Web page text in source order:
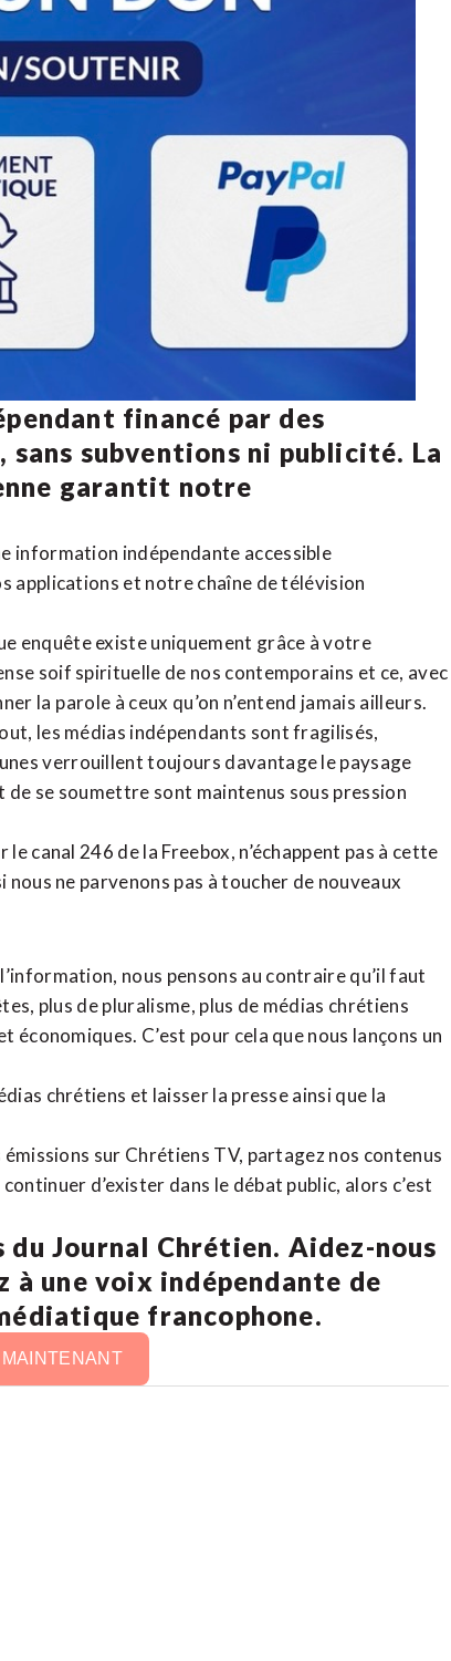
financé par des
sans subventions ni publicité. La
garantit notre
information indépendante accessible
applications et notrechaîne de télévision
enquête existe uniquement grâce à votre
soif spirituelle de nos contemporains et ce, avec
la parole à ceux qu’on n’entend jamais ailleurs.
les médias indépendants sont fragilisés,
verrouillent toujours davantage le paysage
se soumettre sont maintenus sous pression
canal 246 de la Freebox, n’échappent pas à cette
ne parvenons pas à toucher de nouveaux
nous pensons au contraire qu’il faut
plus de pluralisme, plus de médias chrétiens
C’est pour cela que nous lançons un
chrétiens et laisser la presse ainsi que la
sur Chrétiens TV, partagez nos contenus
d’exister dans le débat public, alors c’est
Journal Chrétien. Aidez-nous
une voix indépendante de
francophone.